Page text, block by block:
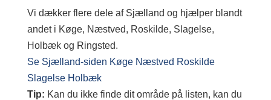
Vi dækker flere dele af Sjælland og hjælper blandt
andet i Køge, Næstved, Roskilde, Slagelse,
Holbæk og Ringsted.
Se Sjælland-siden Køge Næstved Roskilde
Slagelse Holbæk
Tip: Kan du ikke finde dit område på listen, kan du